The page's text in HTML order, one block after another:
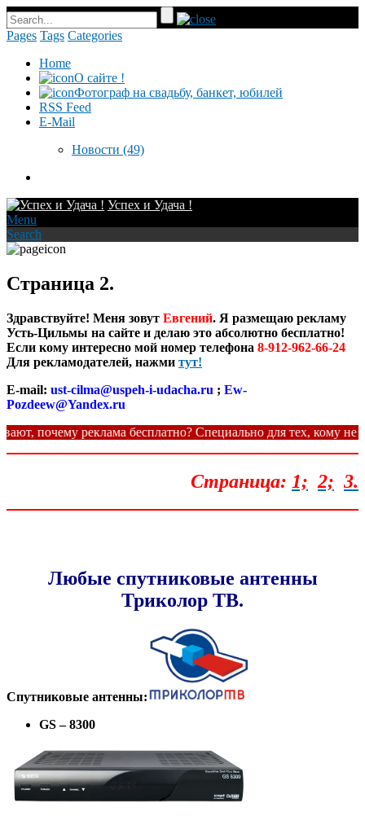
Pages Tags Categories
Home
О сайте !
Фотограф на свадьбу, банкет, юбилей
RSS Feed
E-Mail
Новости (49)
Успех и Удача !
Menu
Search
Страница 2.
Здравствуйте! Меня зовут Евгений. Я размещаю рекламу
Усть-Цильмы на сайте и делаю это абсолютно бесплатно!
Если кому интересно мой номер телефона 8-912-962-66-24
Для рекламодателей, нажми тут!
E-mail: ust-cilma@uspeh-i-udacha.ru ; Ew-
Pozdeew@Yandex.ru
реклама бесплатно? Специально для тех, кому не
Страница: 1; 2; 3.
Любые спутниковые антенны
Триколор ТВ.
Спутниковые антенны:
GS– 8300